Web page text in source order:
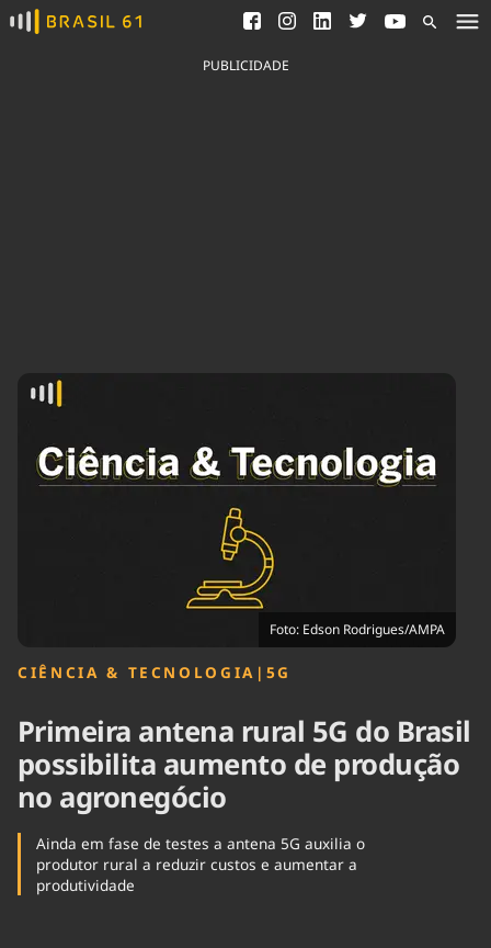
Ver todas as notícias
Saneamento
Indicadores
Agronegócios
Brasil Mineral
Ciência &
Tecnologia
Economia
Educação
Infraestrutura
Internacional
Política
Saúde
PUBLICIDADE
Foto: Edson Rodrigues/AMPA
CIÊNCIA & TECNOLOGIA | 5G
Primeira antena rural 5G do Brasil
possibilita aumento de produção
no agronegócio
Ainda em fase de testes a antena 5G auxilia o
produtor rural a reduzir custos e aumentar a
produtividade